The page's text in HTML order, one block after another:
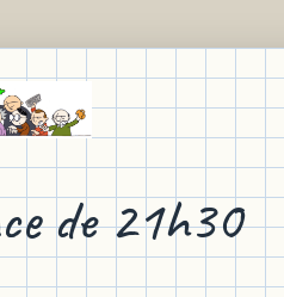
de 21h30